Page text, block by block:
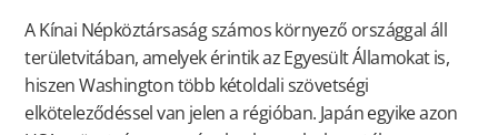
A Kínai Népköztársaság számos környező országgal áll
területvitában, amelyek érintik az Egyesült Államokat is,
hiszen Washington több kétoldali szövetségi
elköteleződéssel van jelen a régióban. Japán egyike azon